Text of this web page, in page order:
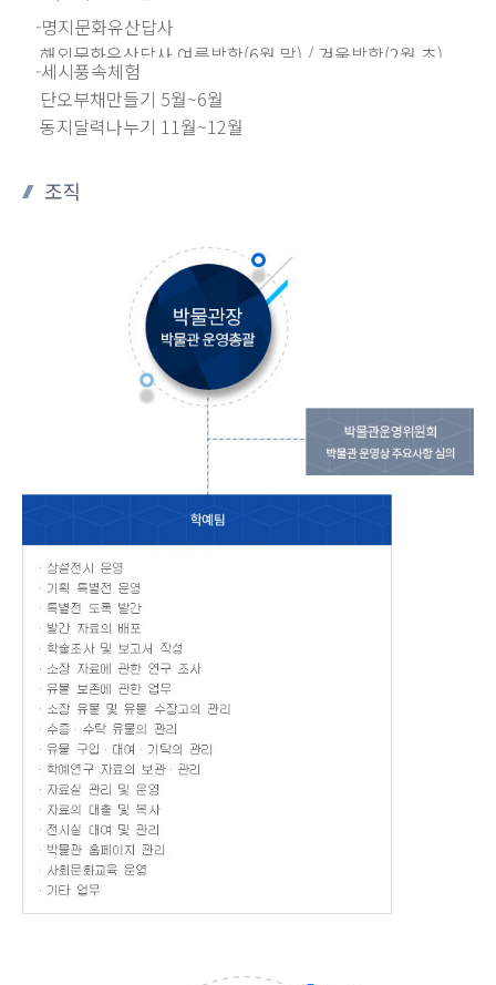
-명지문화유산답사
해외문화유산답사 여름방학(6월 말) / 겨울방학(2월 초)
국내문화유산답사 5월 혹은 10월
-세시풍속체험
단오부채만들기 5월~6월
동지달력나누기 11월~12월
조직